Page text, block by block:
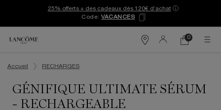
25% offerts + des cadeaux dès 120€ d’achat ⓘ
Code:VACANCES
Trouver
Mon
0
0 produit
Accueil
RECHARGES
GÉNIFIQUE ULTIMATE SÉRUM
- RECHARGEABLE